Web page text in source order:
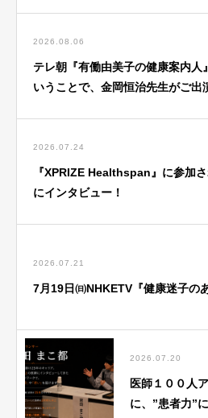
2026.08.06
テレ朝『有働由美子の健康案内人
いうことで、金岡恒治先生がご出
2026.07.24
『XPRIZE Healthspan』に参加
にインタビュー！
2026.07.21
7月19日㈰NHKETV『健康迷子の
2026.07.20
医師１００人
に、”患者力”